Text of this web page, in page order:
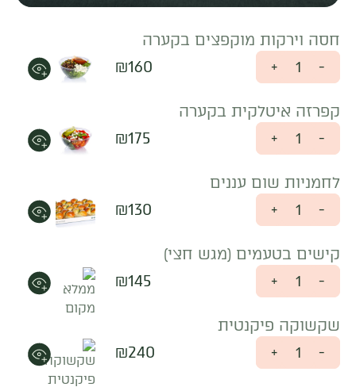
חסה וירקות מוקפצים בקערה
₪160
קפרזה איטלקית בקערה
₪175
לחמניות שום עננים
₪130
קישים בטעמים (מגש חצי)
₪145
שקשוקה פיקנטית
₪240